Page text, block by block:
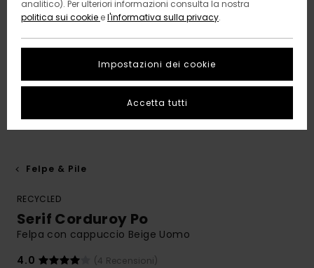
Felpe & Pile
RECYCLED
Serif Corduroy Po
Felpa con cappuccio Beige Uomo
4.0
(4 Recensioni)
analitico). Per ulteriori informazioni consulta la nostra
politica sui cookie el'informativa sulla privacy.
Impostazioni dei cookie
Accetta tutti